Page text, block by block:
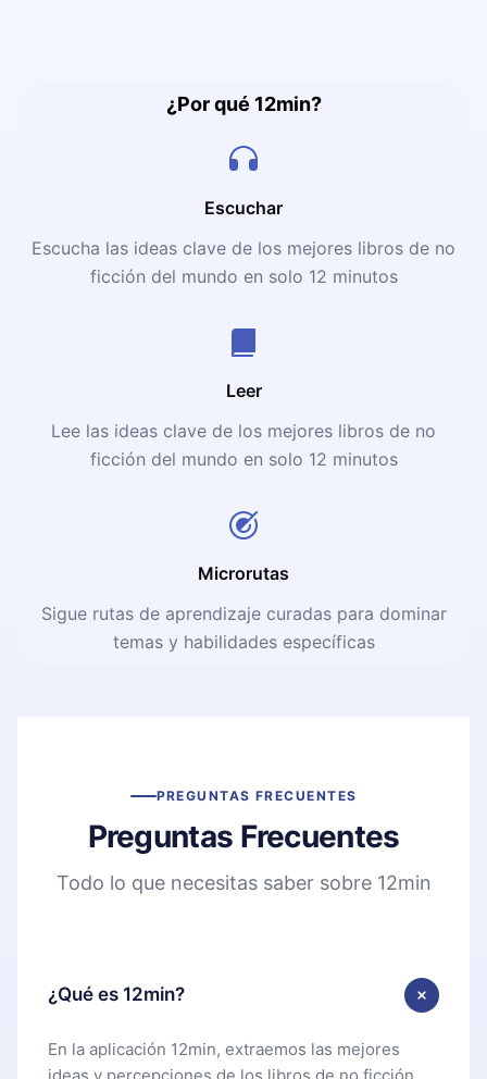
¿Por qué 12min?
Escuchar
Escucha las ideas clave de los mejores libros de no
ficción del mundo en solo 12 minutos
Leer
Lee las ideas clave de los mejores libros de no
ficción del mundo en solo 12 minutos
Microrutas
Sigue rutas de aprendizaje curadas para dominar
temas y habilidades específicas
PREGUNTAS FRECUENTES
Preguntas Frecuentes
Todo lo que necesitas saber sobre 12min
¿Qué es 12min?
En la aplicación 12min, extraemos las mejores